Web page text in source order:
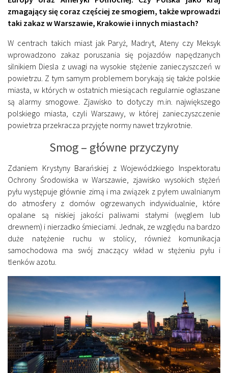
zmagający się coraz częściej ze smogiem, także wprowadzi
taki zakaz w Warszawie, Krakowie i innych miastach?
W centrach takich miast jak Paryż, Madryt, Ateny czy Meksyk
wprowadzono zakaz poruszania się pojazdów napędzanych
silnikiem Diesla z uwagi na wysokie stężenie zanieczyszczeń w
powietrzu. Z tym samym problemem borykają się także polskie
miasta, w których w ostatnich miesiącach regularnie ogłaszane
są alarmy smogowe. Zjawisko to dotyczy m.in. największego
polskiego miasta, czyli Warszawy, w której zanieczyszczenie
powietrza przekracza przyjęte normy nawet trzykrotnie.
Smog – główne przyczyny
Zdaniem Krystyny Barańskiej z Wojewódzkiego Inspektoratu
Ochrony Środowiska w Warszawie, zjawisko wysokich stężeń
pyłu występuje głównie zimą i ma związek z pyłem uwalnianym
do atmosfery z domów ogrzewanych indywidualnie, które
opalane są niskiej jakości paliwami stałymi (węglem lub
drewnem) i nierzadko śmieciami. Jednak, ze względu na bardzo
duże natężenie ruchu w stolicy, również komunikacja
samochodowa ma swój znaczący wkład w stężeniu pyłu i
tlenków azotu.